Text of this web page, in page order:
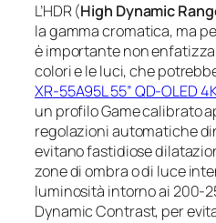
L’HDR (High Dynamic
la gamma cromatica, ma
è importante non
colori e le luci, che
XR-55A95L 55” QD-OLED
un profilo Game calibrato
regolazioni automatiche
evitano fastidiose
zone di ombra o di luce
luminosità intorno ai 200-
Dynamic Contrast, per